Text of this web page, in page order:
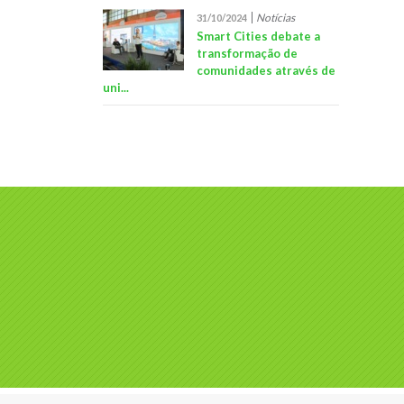
31/10/2024 Notícias
Smart Cities debate a
transformação de
comunidades através de
uni...